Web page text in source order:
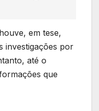
em tese,
investigações por
até o
que